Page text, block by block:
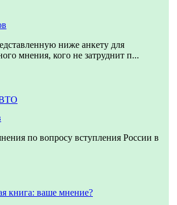
ниже анкету для
мнения, кого не затруднит п...
ВТО
по вопросу вступления России в
книга: ваше мнение?